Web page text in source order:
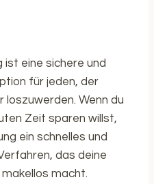
eine sichere und
für jeden, der
loszuwerden. Wenn du
Zeit sparen willst,
ein schnelles und
das deine
macht.